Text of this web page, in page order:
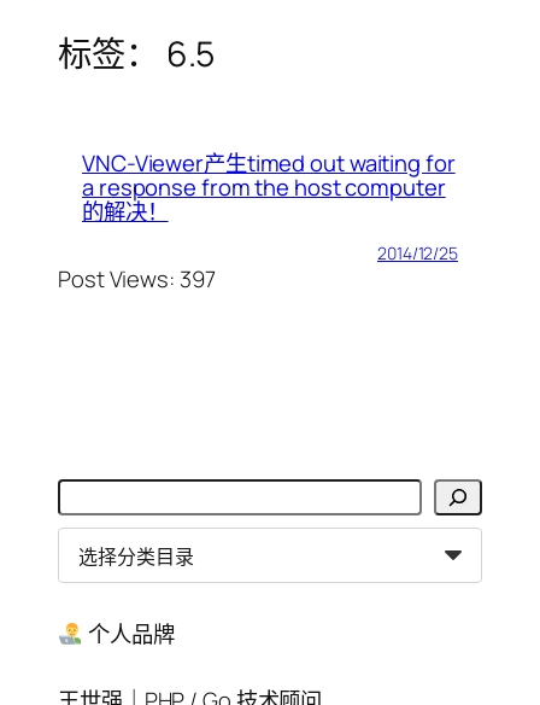
标签： 6.5
VNC-Viewer产生timed out waiting for
a response from the host computer
的解决！
2014/12/25
Post Views: 397
搜
索
分
类
录 个人品牌